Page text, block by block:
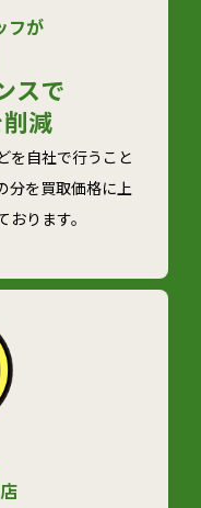
フが
スで
減
を自社で行うこと
分を買取価格に上
ります。